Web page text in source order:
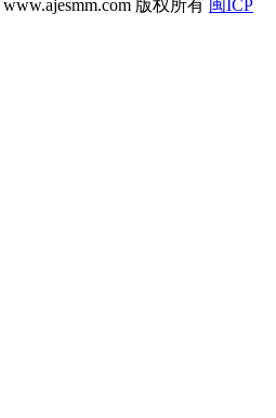
www.ajesmm.com 版权所有 闽ICP